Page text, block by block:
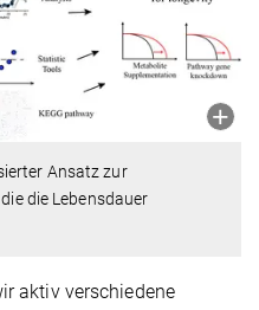
Ansatz zur
die Lebensdauer
aktiv verschiedene